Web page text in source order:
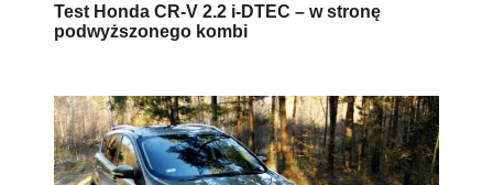
Test Honda CR-V 2.2 i-DTEC – w stronę
podwyższonego kombi